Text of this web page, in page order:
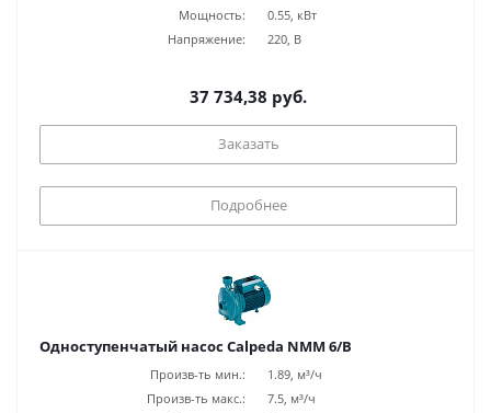
Мощность:
0.55, кВт
Напряжение:
220, В
37 734,38 руб.
Заказать
Подробнее
Одноступенчатый насос Calpeda NMM 6/B
Произв-ть мин.:
1.89, м³/ч
Произв-ть макс.:
7.5, м³/ч